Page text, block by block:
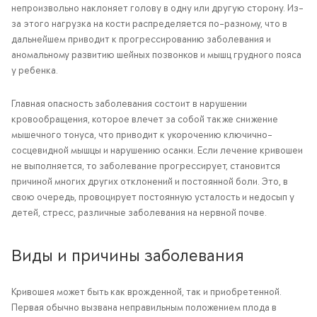
непроизвольно наклоняет голову в одну или другую сторону. Из-
за этого нагрузка на кости распределяется по-разному, что в
дальнейшем приводит к прогрессированию заболевания и
аномальному развитию шейных позвонков и мышц грудного пояса
у ребенка.
Главная опасность заболевания состоит в нарушении
кровообращения, которое влечет за собой также снижение
мышечного тонуса, что приводит к укорочению ключично-
сосцевидной мышцы и нарушению осанки. Если лечение кривошеи
не выполняется, то заболевание прогрессирует, становится
причиной многих других отклонений и постоянной боли. Это, в
свою очередь, провоцирует постоянную усталость и недосып у
детей, стресс, различные заболевания на нервной почве.
Виды и причины заболевания
Кривошея может быть как врожденной, так и приобретенной.
Первая обычно вызвана неправильным положением плода в